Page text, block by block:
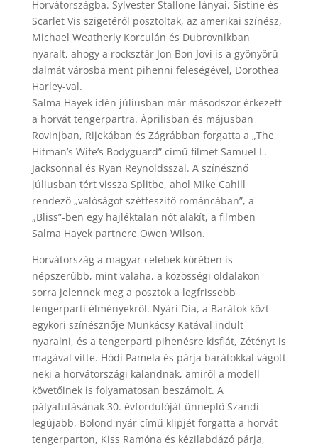
Horvátországba. Sylvester Stallone lányai, Sistine és
Scarlet Vis szigetéről posztoltak, az amerikai színész,
Michael Weatherly Korculán és Dubrovnikban
nyaralt, ahogy a rocksztár Jon Bon Jovi is a gyönyörű
dalmát városba ment pihenni feleségével, Dorothea
Harley-val.
Salma Hayek idén júliusban már másodszor érkezett
a horvát tengerpartra. Áprilisban és májusban
Rovinjban, Rijekában és Zágrábban forgatta a „The
Hitman’s Wife’s Bodyguard” című filmet Samuel L.
Jacksonnal és Ryan Reynoldsszal. A színésznő
júliusban tért vissza Splitbe, ahol Mike Cahill
rendező „valóságot szétfeszítő románcában”, a
„Bliss”-ben egy hajléktalan nőt alakít, a filmben
Salma Hayek partnere Owen Wilson.
Horvátország a magyar celebek körében is
népszerűbb, mint valaha, a közösségi oldalakon
sorra jelennek meg a posztok a legfrissebb
tengerparti élményekről. Nyári Dia, a Barátok közt
egykori színésznője Munkácsy Katával indult
nyaralni, és a tengerparti pihenésre kisfiát, Zétényt is
magával vitte. Hódi Pamela és párja barátokkal vágott
neki a horvátországi kalandnak, amiről a modell
követőinek is folyamatosan beszámolt. A
pályafutásának 30. évfordulóját ünneplő Szandi
legújabb, Bolond nyár című klipjét forgatta a horvát
tengerparton, Kiss Ramóna és kézilabdázó párja,